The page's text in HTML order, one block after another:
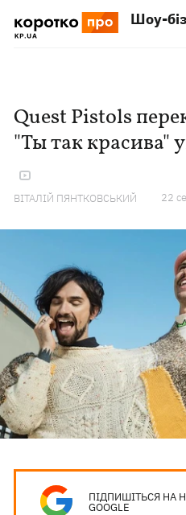
Шоу-біз
Quest Pistols
"Ты так красива"
ВІТАЛІЙ ПЯНТКОВСЬКИЙ 22
ПІДПИШІТЬСЯ НА
GOOGLE